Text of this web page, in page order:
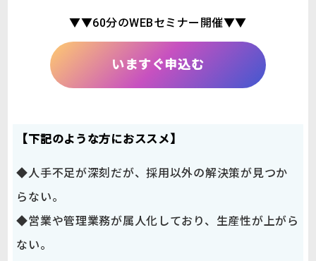
▼▼60分のWEBセミナー開催▼▼
いますぐ申込む
【下記のような方におススメ】
◆人手不足が深刻だが、採用以外の解決策が見つか
らない。
◆営業や管理業務が属人化しており、生産性が上がら
ない。